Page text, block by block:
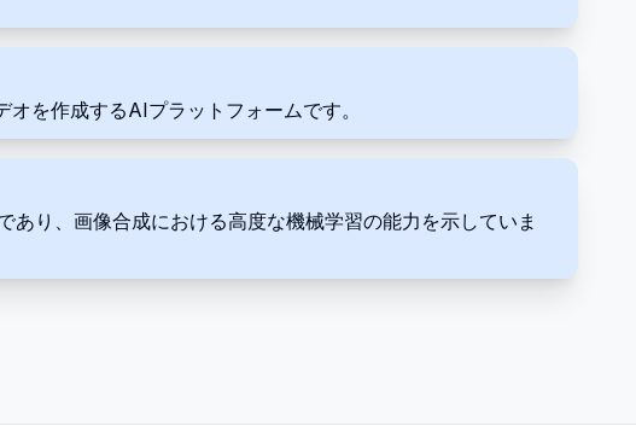
を作成するAIプラットフォームです。
り、画像合成における高度な機械学習の能力を示していま